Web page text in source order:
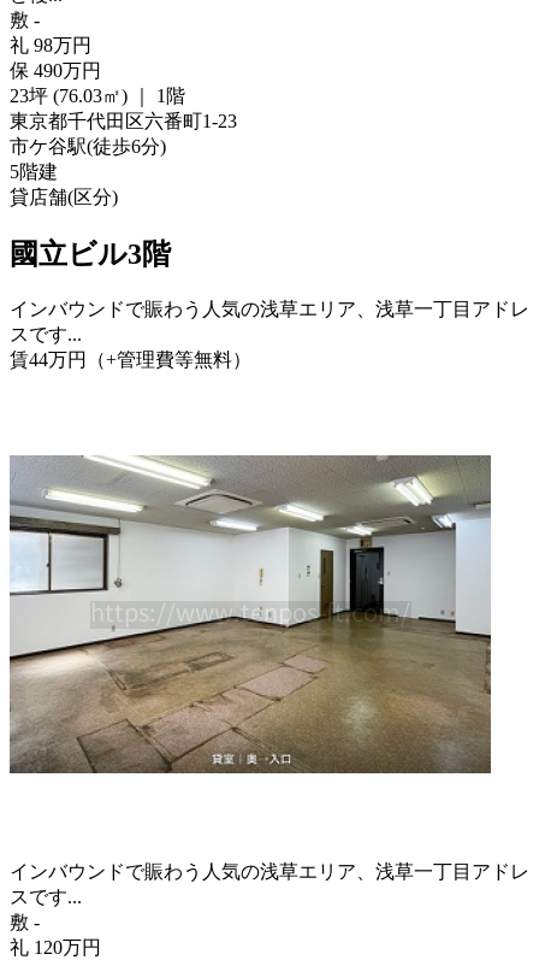
敷 -
礼 98万円
保 490万円
23坪 (76.03㎡)
1階
東京都千代田区六番町1-23
市ケ谷駅(徒歩6分)
5階建
貸店舗(区分)
國立ビル3階
インバウンドで賑わう人気の浅草エリア、浅草一丁目アドレ
スです...
賃44万円 （+管理費等無料）
インバウンドで賑わう人気の浅草エリア、浅草一丁目アドレ
スです...
敷 -
礼 120万円